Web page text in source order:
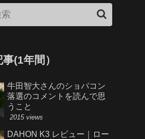
(1年間）
牛田智大さんのショパコン
落選のコメントを読んで思
うこと
2015 views
DAHON K3 レビュー｜ロー